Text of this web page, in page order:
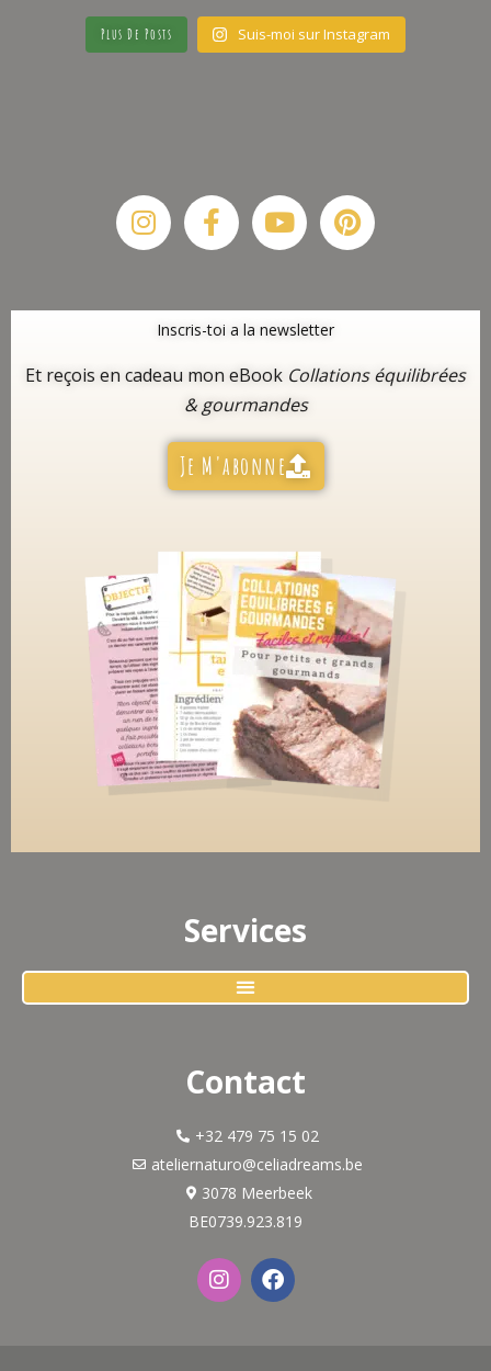
Plus De Posts Suis-moi sur Instagram
InstagramFacebook-
f
YoutubePinterest
Inscris-toi a la newsletter
Et reçois en cadeau mon eBook Collations équilibrées
& gourmandes
Je M'abonne
Services
Contact
+32 479 75 15 02
ateliernaturo@celiadreams.be
3078 Meerbeek
BE0739.923.819
I
n
s
F
a
c